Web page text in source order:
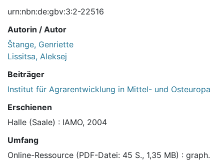
urn:nbn:de:gbv:3:2-22516
Autorin / Autor
Štange, Genriette
Lissitsa, Aleksej
Beiträger
Institut für Agrarentwicklung in Mittel- und Osteuropa
Erschienen
Halle (Saale) : IAMO, 2004
Umfang
Online-Ressource (PDF-Datei: 45 S., 1,35 MB) : graph.